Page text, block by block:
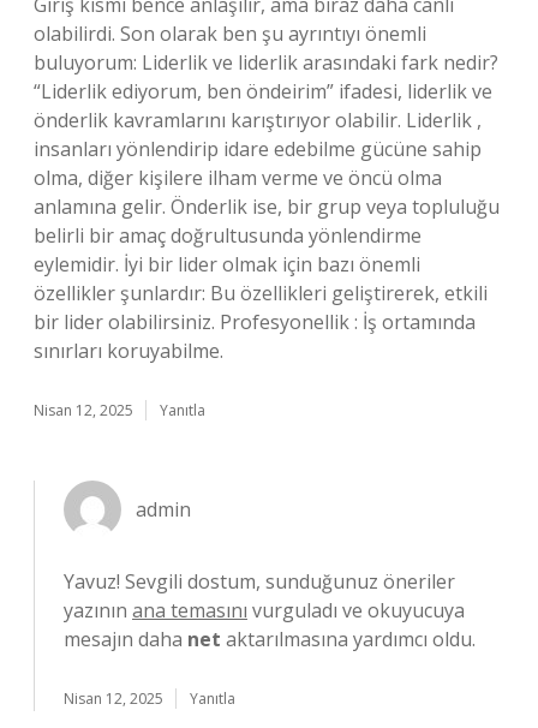
olabilirdi. Son olarak ben şu ayrıntıyı önemli
buluyorum: Liderlik ve liderlik arasındaki fark nedir?
“Liderlik ediyorum, ben öndeirim” ifadesi, liderlik ve
önderlik kavramlarını karıştırıyor olabilir. Liderlik ,
insanları yönlendirip idare edebilme gücüne sahip
olma, diğer kişilere ilham verme ve öncü olma
anlamına gelir. Önderlik ise, bir grup veya topluluğu
belirli bir amaç doğrultusunda yönlendirme
eylemidir. İyi bir lider olmak için bazı önemli
özellikler şunlardır: Bu özellikleri geliştirerek, etkili
bir lider olabilirsiniz. Profesyonellik : İş ortamında
sınırları koruyabilme.
Nisan 12, 2025 Yanıtla
admin
Yavuz! Sevgili dostum, sunduğunuz öneriler
yazının ana temasını vurguladı ve okuyucuya
mesajın daha net aktarılmasına yardımcı oldu.
Nisan 12, 2025 Yanıtla